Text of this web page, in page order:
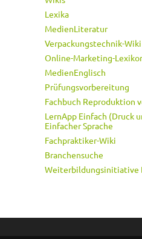
Lexika
MedienLiteratur
Verpackungstechnik-Wiki
Online-Marketing-
MedienEnglisch
Prüfungsvorbereitung
Fachbuch Reproduktion
LernApp Einfach (Druck
Einfacher Sprache
Fachpraktiker-Wiki
Branchensuche
Weiterbildungsinitiative